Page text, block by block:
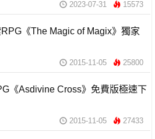
2023-07-31 15573
《The Magic of Magix》獨家
2015-11-05 25800
《Asdivine Cross》免費版極速下
2015-11-05 27433